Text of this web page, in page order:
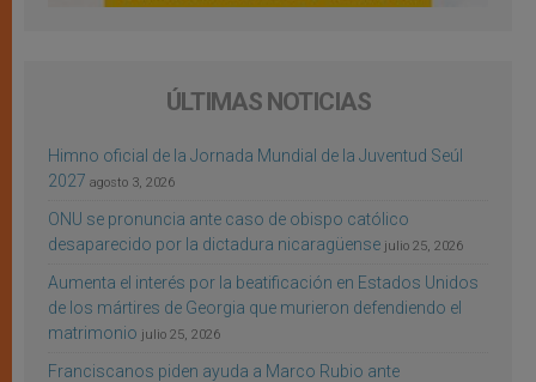
ÚLTIMAS NOTICIAS
Himno oficial de la Jornada Mundial de la Juventud Seúl
2027 agosto 3, 2026
ONU se pronuncia ante caso de obispo católico
desaparecido por la dictadura nicaragüense julio 25, 2026
Aumenta el interés por la beatificación en Estados Unidos
de los mártires de Georgia que murieron defendiendo el
matrimonio julio 25, 2026
Franciscanos piden ayuda a Marco Rubio ante